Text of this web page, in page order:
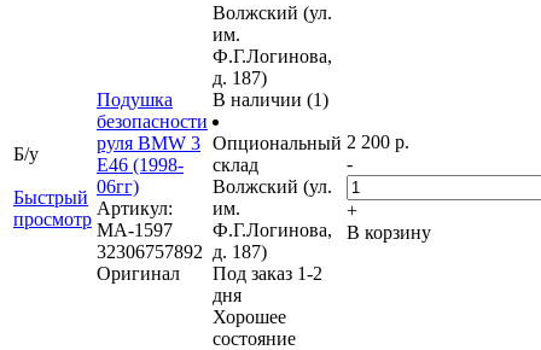
Б/у
Быстрый
просмотр
Подушка
безопасности
руля BMW 3
E46 (1998-
06гг)
Артикул:
МА-1597
32306757892
Оригинал
Волжский (ул.
им.
Ф.Г.Логинова,
д. 187)
В наличии (1)
Опциональный
склад
Волжский (ул.
им.
Ф.Г.Логинова,
д. 187)
Под заказ 1-2
дня
Хорошее
состояние
2 200 р.
-
+
В корзину